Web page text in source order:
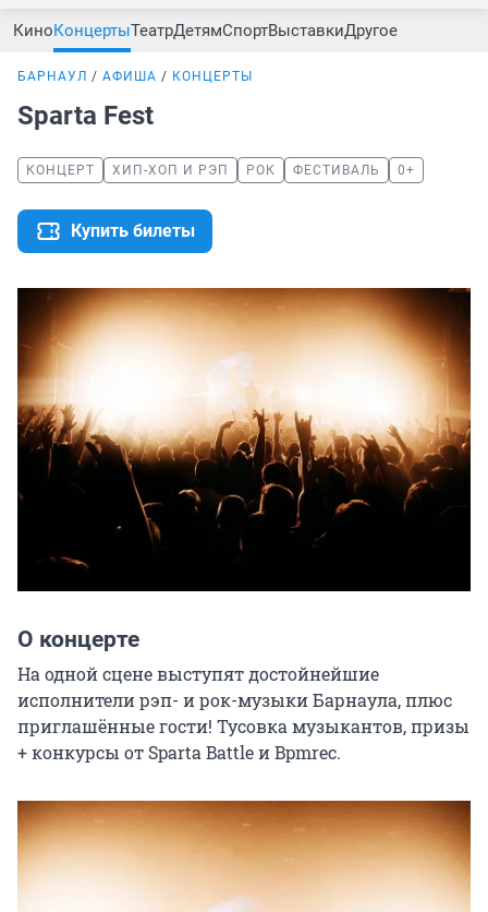
КиноКонцертыТеатрДетямСпортВыставкиДругое
БАРНАУЛ АФИША КОНЦЕРТЫ
Sparta Fest
КОНЦЕРТ ХИП-ХОП И РЭП РОК ФЕСТИВАЛЬ 0+
Купить билеты
О концерте
На одной сцене выступят достойнейшие
исполнители рэп- и рок-музыки Барнаула, плюс
приглашённые гости! Тусовка музыкантов, призы
+ конкурсы от Sparta Battle и Bpmrec.